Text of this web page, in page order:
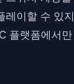
레이할 수 있지
플랫폼에서만